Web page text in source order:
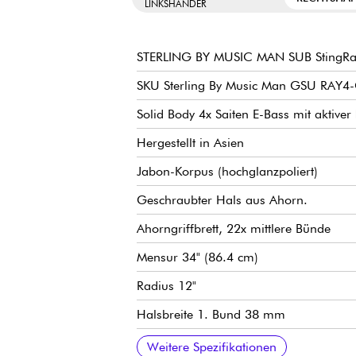
LINKSHÄNDER
STERLING BY MUSIC MAN SUB
SKU Sterling By Music Man GSU
Solid Body 4x Saiten E-Bass mit aktiver
Hergestellt in Asien
Jabon-Korpus (hochglanzpoliert)
Geschraubter Hals aus Ahorn.
Ahorngriffbrett, 22x mittlere Bünde
Mensur 34" (86.4 cm)
Radius 12"
Halsbreite 1. Bund 38 mm
Halsbreite letzter Bund 62 mm
SBMM Design Ceramic Humbucker
Aktiver Vorverstärker
Allgemeine Lautstärke
2x Band-Entzerrung
Steg SBMM Design Fixed
SBMM Design stimmmechaniken
Weitere Spezifikationen